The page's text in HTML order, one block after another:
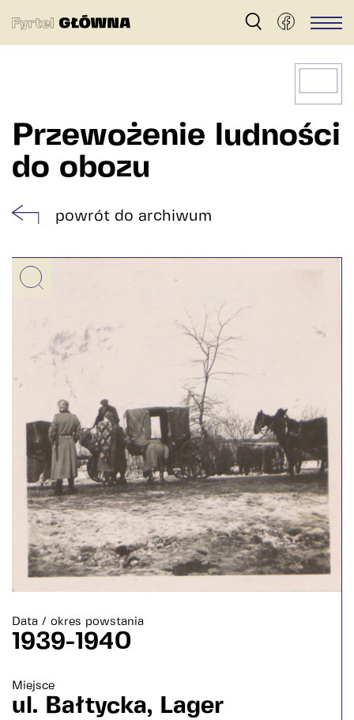
Fyrtel
Główna
dzielnicy
Główna
w
Poznaniu
Przewożenie ludności
do obozu
powrót do archiwum
Data / okres powstania
1939-1940
Miejsce
ul. Bałtycka, Lager